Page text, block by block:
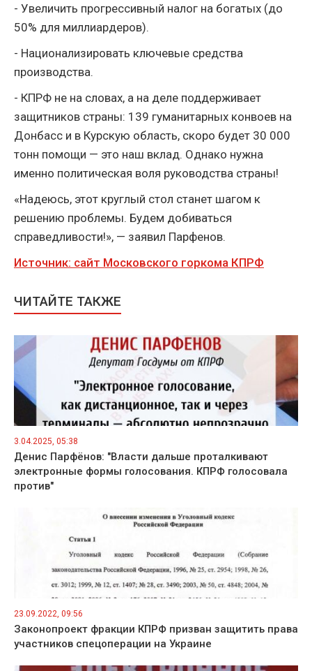
- Увеличить прогрессивный налог на богатых (до
50% для миллиардеров).
- Национализировать ключевые средства
производства.
- КПРФ не на словах, а на деле поддерживает
защитников страны: 139 гуманитарных конвоев на
Донбасс и в Курскую область, скоро будет 30 000
тонн помощи — это наш вклад. Однако нужна
именно политическая воля руководства страны!
«Надеюсь, этот круглый стол станет шагом к
решению проблемы. Будем добиваться
справедливости!», — заявил Парфенов.
Источник: сайт Московского горкома КПРФ
ЧИТАЙТЕ ТАКЖЕ
3.04.2025, 05:38
Денис Парфёнов: "Власти дальше проталкивают
электронные формы голосования. КПРФ голосовала
против"
23.09.2022, 09:56
Законопроект фракции КПРФ призван защитить права
участников спецоперации на Украине